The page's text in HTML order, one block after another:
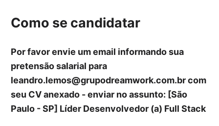
Como se candidatar
Por favor envie um email informando sua
pretensão salarial para
leandro.lemos@grupodreamwork.com.brcom
seu CV anexado - enviar no assunto: [São
Paulo - SP] Líder Desenvolvedor (a) Full Stack